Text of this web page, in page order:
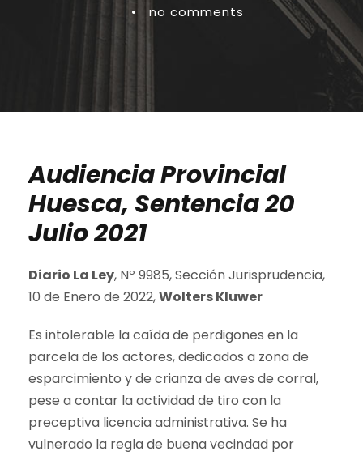
•
no comments
Audiencia Provincial
Huesca, Sentencia 20
Julio 2021
Diario La Ley, Nº 9985, Sección Jurisprudencia,
10 de Enero de 2022,Wolters Kluwer
Es intolerable la caída de perdigones en la
parcela de los actores, dedicados a zona de
esparcimiento y de crianza de aves de corral,
pese a contar la actividad de tiro con la
preceptiva licencia administrativa. Se ha
vulnerado la regla de buena vecindad por